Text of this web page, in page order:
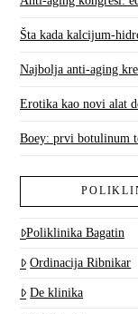
Šta kada kalcijum-
Najbolja anti-aging
Erotika kao novi alat
Boey: prvi botulinum
Poliklinika Bagatin
Ordinacija Ribnikar
De klinika